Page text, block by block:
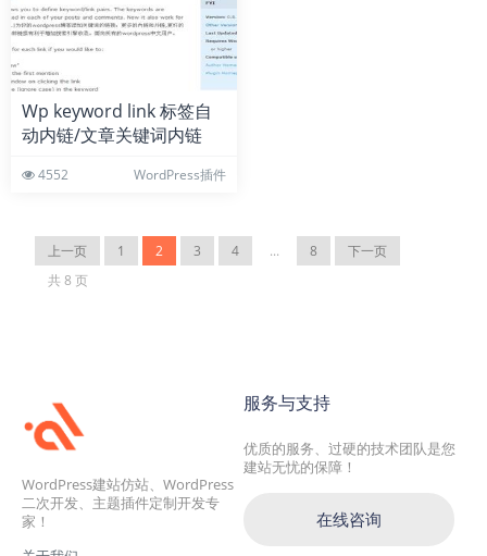
Wp keyword link 标签自
动内链/文章关键词内链
4552 WordPress插件
上一页 1 2 3 4 ... 8
下一页
共 8 页
WordPress建站仿站、WordPress
二次开发、主题插件定制开发专
家！
服务与支持
优质的服务、过硬的技术团队是您
建站无忧的保障！
在线咨询